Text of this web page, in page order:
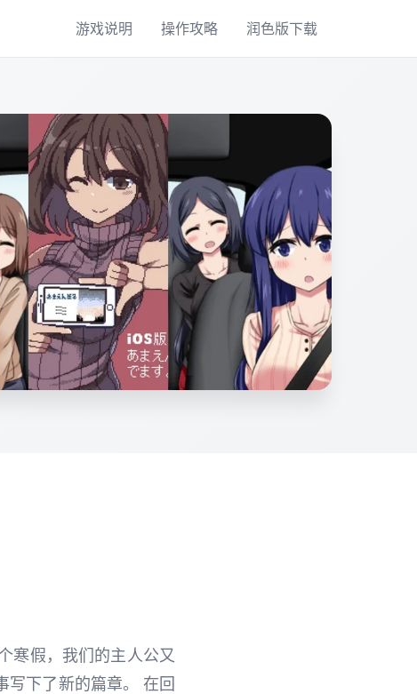
游戏说明 操作攻略 润色版下载
寒假，我们的主人公又
写下了新的篇章。 在回